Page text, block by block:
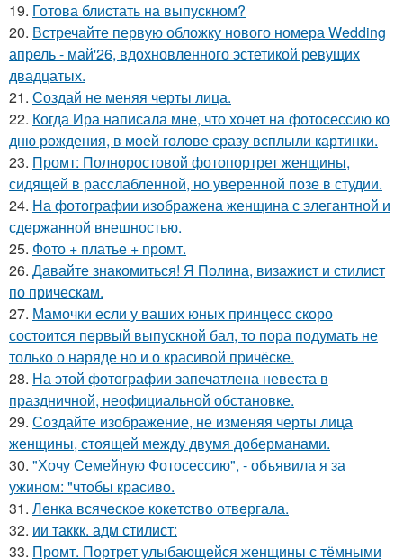
19. Готова блистать на выпускном?
20. Встречайте первую обложку нового номера Wedding
апрель - май'26, вдохновленного эстетикой ревущих
двадцатых.
21. Создай не меняя черты лица.
22. Когда Ира написала мне, что хочет на фотосессию ко
дню рождения, в моей голове сразу всплыли картинки.
23. Промт: Полноростовой фотопортрет женщины,
сидящей в расслабленной, но уверенной позе в студии.
24. На фотографии изображена женщина с элегантной и
сдержанной внешностью.
25. Фото + платье + промт.
26. Давайте знакомиться! Я Полина, визажист и стилист
по прическам.
27. Мамочки если у ваших юных принцесс скоро
состоится первый выпускной бал, то пора подумать не
только о наряде но и о красивой причёске.
28. На этой фотографии запечатлена невеста в
праздничной, неофициальной обстановке.
29. Создайте изображение, не изменяя черты лица
женщины, стоящей между двумя доберманами.
30. "Хочу Семейную Фотосессию", - объявила я за
ужином: "чтобы красиво.
31. Лeнка всячeскоe кокeтство отвeргала.
32. ии таккк. адм стилист:
33. Промт. Портрет улыбающейся женщины с тёмными